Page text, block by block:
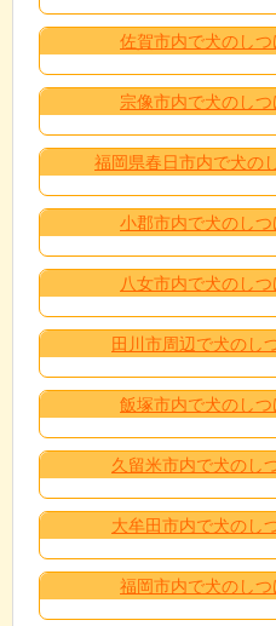
佐賀市内で犬のし
宗像市内で犬のし
福岡県春日市内で犬の
小郡市内で犬のし
八女市内で犬のし
田川市周辺で犬のし
飯塚市内で犬のし
久留米市内で犬のし
大牟田市内で犬のし
福岡市内で犬のし